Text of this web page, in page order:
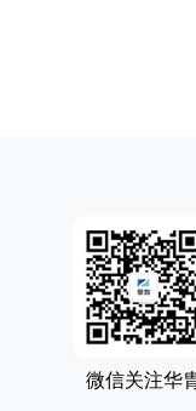
微信关注华